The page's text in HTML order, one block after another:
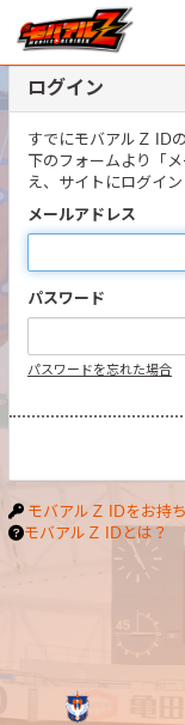
ログイン
すでにモバアルＺ ID
下のフォームより「
え、サイトにログイン
メールアドレス
パスワード
パスワードを忘れた場合
モバアルＺ IDをお持
モバアルＺ IDとは？